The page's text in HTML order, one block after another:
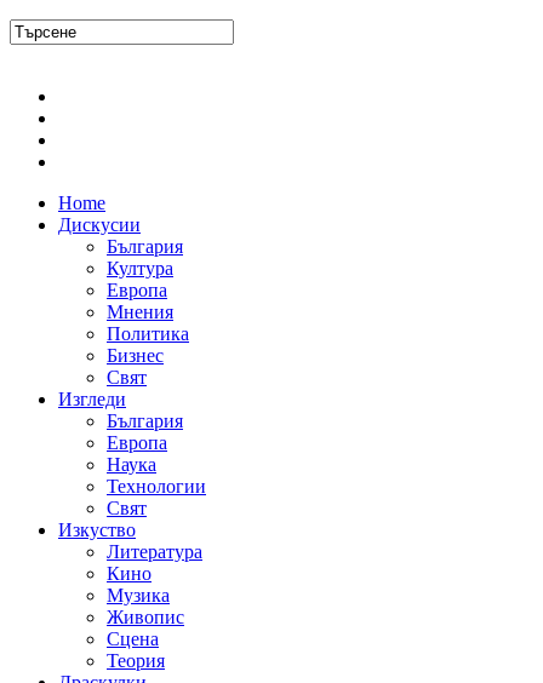
Home
Дискусии
България
Култура
Европа
Мнения
Политика
Бизнес
Свят
Изгледи
България
Европа
Наука
Технологии
Свят
Изкуство
Литература
Кино
Музика
Живопис
Сцена
Теория